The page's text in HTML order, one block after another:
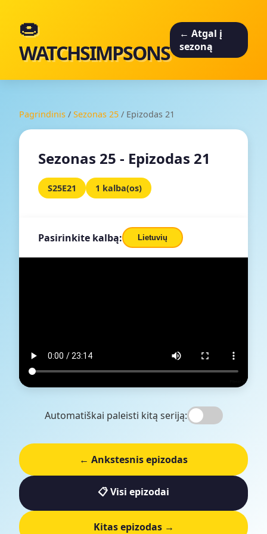
🍩
WATCHSIMPSONS
← Atgal į
sezoną
Pagrindinis / Sezonas 25 / Epizodas 21
Sezonas 25 - Epizodas 21
S25E21 1 kalba(os)
Pasirinkite kalbą: Lietuvių
Automatiškai paleisti kitą seriją:
← Ankstesnis epizodas
📋 Visi epizodai
Kitas epizodas →